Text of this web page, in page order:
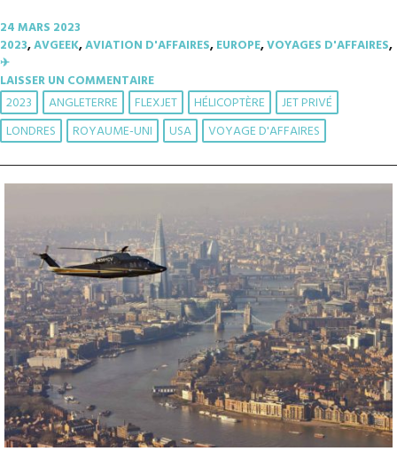
24 MARS 2023
2023,AVGEEK,AVIATION D'AFFAIRES,EUROPE,VOYAGES D'AFFAIRES,
✈︎
LAISSER UN COMMENTAIRE
2023 ANGLETERRE FLEXJET HÉLICOPTÈRE
JET PRIVÉ
LONDRES
ROYAUME-UNI USA VOYAGE D'AFFAIRES